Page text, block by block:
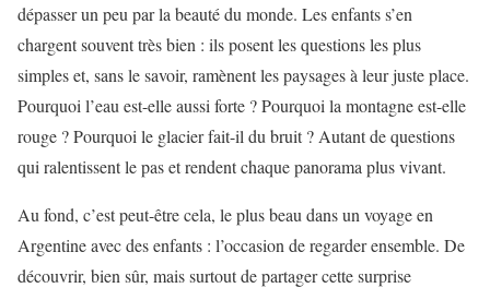
dépasser un peu par la beauté du monde. Les enfants s’en
chargent souvent très bien : ils posent les questions les plus
simples et, sans le savoir, ramènent les paysages à leur juste place.
Pourquoi l’eau est-elle aussi forte ? Pourquoi la montagne est-elle
rouge ? Pourquoi le glacier fait-il du bruit ? Autant de questions
qui ralentissent le pas et rendent chaque panorama plus vivant.
Au fond, c’est peut-être cela, le plus beau dans un voyage en
Argentine avec des enfants : l’occasion de regarder ensemble. De
découvrir, bien sûr, mais surtout de partager cette surprise